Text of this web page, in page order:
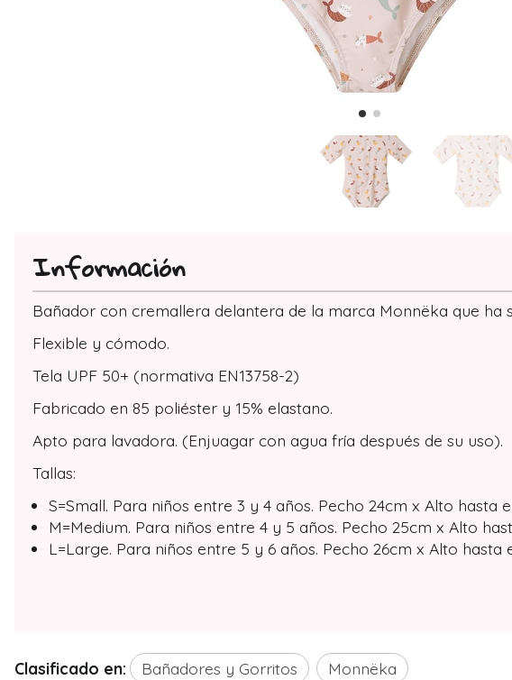
Información
Bañador con cremallera delantera de la marca Monnëka que
Flexible y cómodo.
Tela UPF 50+ (normativa EN13758-2)
Fabricado en 85 poliéster y 15% elastano.
Apto para lavadora. (Enjuagar con agua fría después de su uso).
Tallas:
S=Small. Para niños entre 3 y 4 años. Pecho 24cm x Alto hasta
M=Medium. Para niños entre 4 y 5 años. Pecho 25cm x Alto
L=Large. Para niños entre 5 y 6 años. Pecho 26cm x Alto hasta
Clasificado en: Bañadores y Gorritos Monnëka